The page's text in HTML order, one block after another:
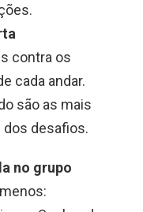
contra os
cada andar.
são as mais
dos desafios.
no grupo